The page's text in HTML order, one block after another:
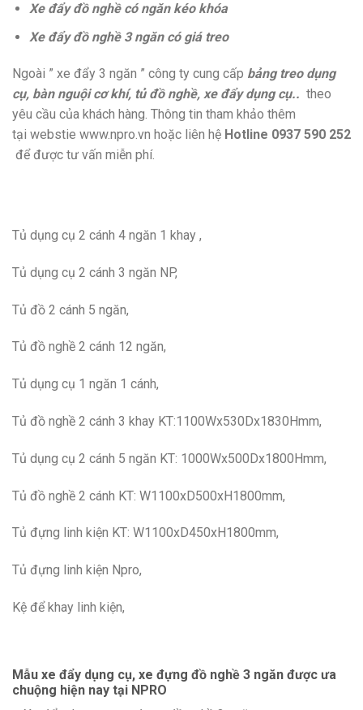
Xe đẩy đồ nghề có ngăn kéo khóa
Xe đẩy đồ nghề 3 ngăn có giá treo
Ngoài ” xe đẩy 3 ngăn ” công ty cung cấp bảng treo dụng
cụ, bàn nguội cơ khí, tủ đồ nghề, xe đẩy dụng cụ.. theo
yêu cầu của khách hàng. Thông tin tham khảo thêm
tại webstie www.npro.vn hoặc liên hệ Hotline 0937 590 252
để được tư vấn miễn phí.
Tủ dụng cụ 2 cánh 4 ngăn 1 khay ,
Tủ dụng cụ 2 cánh 3 ngăn NP,
Tủ đồ 2 cánh 5 ngăn,
Tủ đồ nghề 2 cánh 12 ngăn,
Tủ dụng cụ 1 ngăn 1 cánh,
Tủ đồ nghề 2 cánh 3 khay KT:1100Wx530Dx1830Hmm,
Tủ dụng cụ 2 cánh 5 ngăn KT: 1000Wx500Dx1800Hmm,
Tủ đồ nghề 2 cánh KT: W1100xD500xH1800mm,
Tủ đựng linh kiện KT: W1100xD450xH1800mm,
Tủ đựng linh kiện Npro,
Kệ để khay linh kiện,
Mẫu xe đẩy dụng cụ, xe đựng đồ nghề 3 ngăn được ưa
chuộng hiện nay tại NPRO